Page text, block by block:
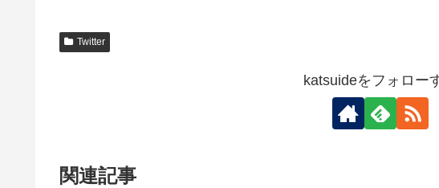
Twitter
katsuideをフォロー
関連記事